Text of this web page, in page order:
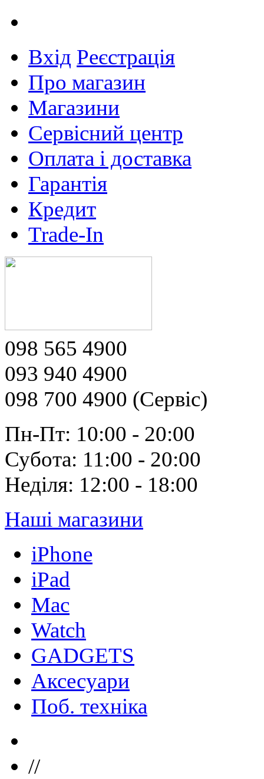
Вхід Реєстрація
Про магазин
Магазини
Сервісний центр
Оплата і доставка
Гарантія
Кредит
Trade-In
098 565 4900
093 940 4900
098 700 4900 (Сервіс)
Пн-Пт: 10:00 - 20:00
Субота: 11:00 - 20:00
Неділя: 12:00 - 18:00
Наші магазини
iPhone
iPad
Mac
Watch
GADGETS
Аксесуари
Поб. техніка
//